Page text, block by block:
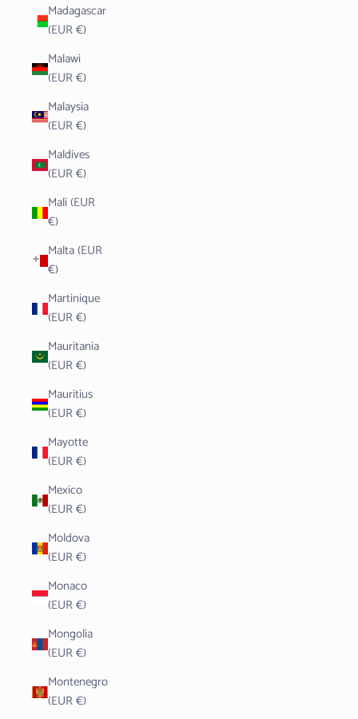
Madagascar
(EUR €)
Malawi
(EUR €)
Malaysia
(EUR €)
Maldives
(EUR €)
Mali (EUR
€)
Malta (EUR
€)
Martinique
(EUR €)
Mauritania
(EUR €)
Mauritius
(EUR €)
Mayotte
(EUR €)
Mexico
(EUR €)
Moldova
(EUR €)
Monaco
(EUR €)
Mongolia
(EUR €)
Montenegro
(EUR €)